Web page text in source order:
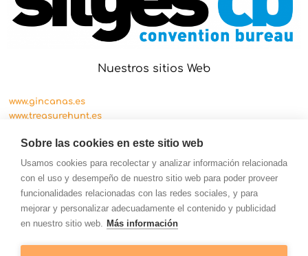
Nuestros sitios Web
www.gincanas.es
www.treasurehunt.es
Sobre las cookies en este sitio web
Usamos cookies para recolectar y analizar información relacionada
con el uso y desempeño de nuestro sitio web para poder proveer
funcionalidades relacionadas con las redes sociales, y para
mejorar y personalizar adecuadamente el contenido y publicidad
en nuestro sitio web. Más información